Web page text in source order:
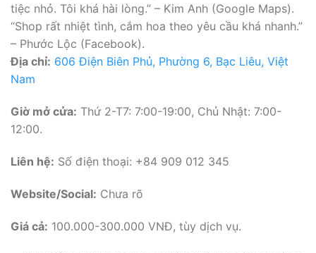
tiệc nhỏ. Tôi khá hài lòng.” – Kim Anh (Google Maps).
“Shop rất nhiệt tình, cắm hoa theo yêu cầu khá nhanh.”
– Phước Lộc (Facebook).
Địa chỉ: 606 Điện Biên Phủ, Phường 6, Bạc Liêu, Việt
Nam
Giờ mở cửa: Thứ 2-T7: 7:00-19:00, Chủ Nhật: 7:00-
12:00.
Liên hệ: Số điện thoại: +84 909 012 345
Website/Social: Chưa rõ
Giá cả: 100.000-300.000 VNĐ, tùy dịch vụ.